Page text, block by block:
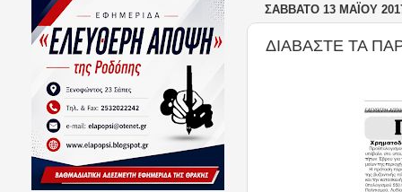
ΣΆΒΒΑΤΟ 13 ΜΑΪ́ΟΥ
ΔΙΑΒΑΣΤΕ ΤΑ